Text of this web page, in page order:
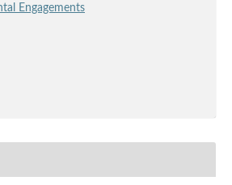
Engagements